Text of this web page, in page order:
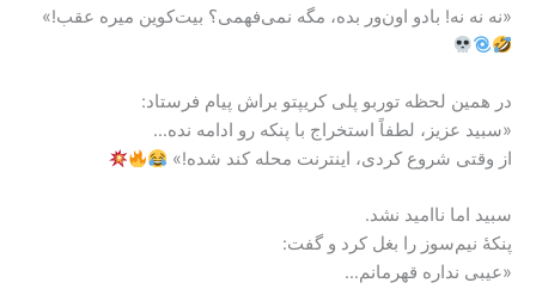
«نه نه نه! بادو اون‌ور بده، مگه نمی‌فهمی؟ بیت‌کوین میره عقب!»
در همین لحظه توربو پلی کریپتو براش پیام فرستاد:
«سبید عزیز، لطفاً استخراج با پنکه رو ادامه نده…
از وقتی شروع کردی، اینترنت محله کند شده!»
سبید اما ناامید نشد.
پنکهٔ نیم‌سوز را بغل کرد و گفت:
«عیبی نداره قهرمانم…